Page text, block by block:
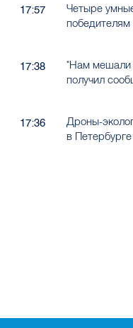
17:57
Четыре
17:38
"Нам мешали
получил
17:36
Дроны-
в Петербурге